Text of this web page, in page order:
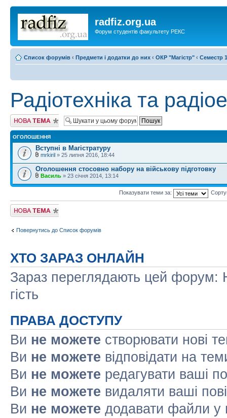
radfiz.org.ua
Форум студентів факультету РЕКС
Список форумів ‹ Предмети і додатки до них ‹ ОКР "Магістр" ‹ Семестр
Радіотехніка та
Створити нову
тему
ОГОЛОШЕННЯ
Вступні в Магістратуру
mrkiril » 25 липня 2016, 18:44
Оголошення стосовно набору на військову підготовку
Василь » 23 січня 2014, 13:14
Показувати теми за:
Створити нову
тему
Повернутись до Список форумів
ХТО ЗАРАЗ ОНЛАЙН
Зараз переглядають цей форум:
гість
ПРАВА ДОСТУПУ
Ви не можете створювати нові
Ви не можете відповідати на
Ви не можете редагувати ваші
Ви не можете видаляти ваші
Ви не можете додавати файли у